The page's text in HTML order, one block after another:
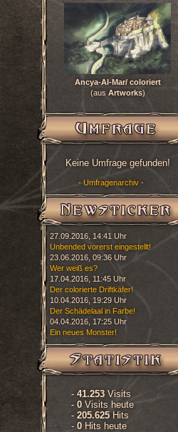
Ancya-Al-Mar/ coloriert
(aus Artworks)
Keine Umfrage gefunden!
- Umfragenarchiv -
27.09.2016, 14:41 Uhr
Unbended vorerst eingestellt!
23.06.2016, 09:36 Uhr
Wer weiß es?
17.04.2016, 11:45 Uhr
Der colorierte Driftkäfer!
10.04.2016, 19:29 Uhr
Der Schädelaal in Farbe!
04.04.2016, 17:25 Uhr
Ein neues Monster!
- 41.253 Visits
- 0 Visits heute
- 205.625Hits
-0 Hits heute